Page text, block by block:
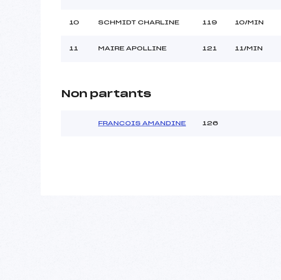
10 SCHMIDT CHARLINE 119 10/MIN
11 MAIRE APOLLINE 121 11/MIN
Non partants
FRANCOIS AMANDINE 126